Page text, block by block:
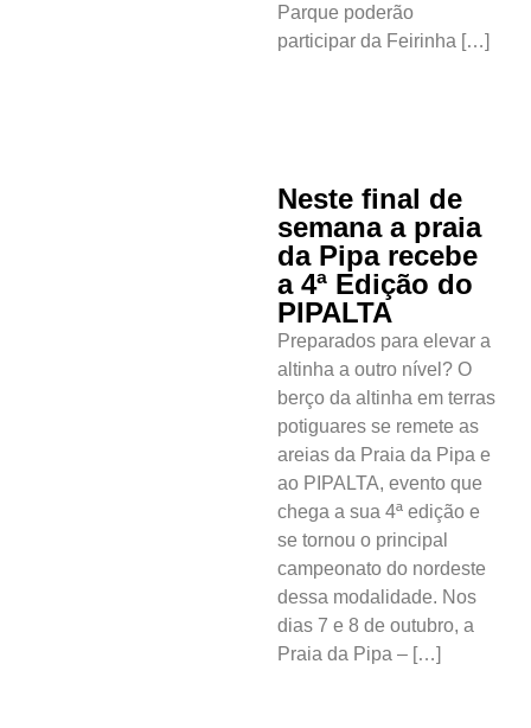
Parque poderão
participar da Feirinha […]
Neste final de
semana a praia
da Pipa recebe
a 4ª Edição do
PIPALTA
Preparados para elevar a
altinha a outro nível? O
berço da altinha em terras
potiguares se remete as
areias da Praia da Pipa e
ao PIPALTA, evento que
chega a sua 4ª edição e
se tornou o principal
campeonato do nordeste
dessa modalidade. Nos
dias 7 e 8 de outubro, a
Praia da Pipa – […]